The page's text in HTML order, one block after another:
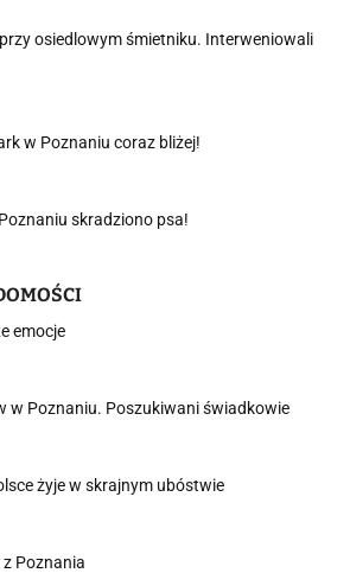
osiedlowym śmietniku. Interweniowali
w Poznaniu coraz bliżej!
skradziono psa!
emocje
w Poznaniu. Poszukiwani świadkowie
żyje w skrajnym ubóstwie
z Poznania